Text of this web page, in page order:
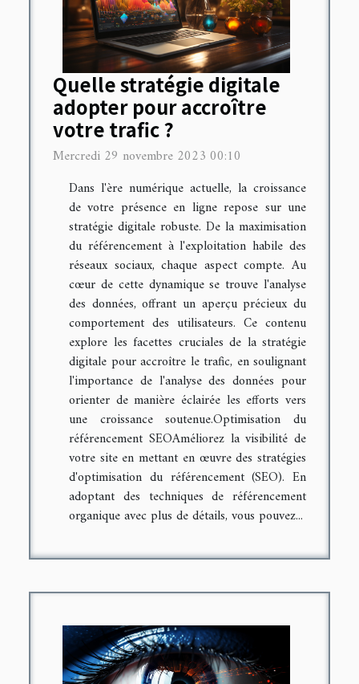
Quelle stratégie digitale
adopter pour accroître
votre trafic ?
Mercredi 29 novembre 2023 00:10
Dans l'ère numérique actuelle, la croissance
de votre présence en ligne repose sur une
stratégie digitale robuste. De la maximisation
du référencement à l'exploitation habile des
réseaux sociaux, chaque aspect compte. Au
cœur de cette dynamique se trouve l'analyse
des données, offrant un aperçu précieux du
comportement des utilisateurs. Ce contenu
explore les facettes cruciales de la stratégie
digitale pour accroître le trafic, en soulignant
l'importance de l'analyse des données pour
orienter de manière éclairée les efforts vers
une croissance soutenue.Optimisation du
référencement SEOAméliorez la visibilité de
votre site en mettant en œuvre des stratégies
d'optimisation du référencement (SEO). En
adoptant des techniques de référencement
organique avec plus de détails, vous pouvez...